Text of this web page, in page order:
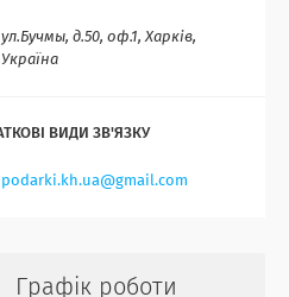
ул.Бучмы, д.50, оф.1, Харків,
Україна
podarki.kh.ua@gmail.com
Графік роботи